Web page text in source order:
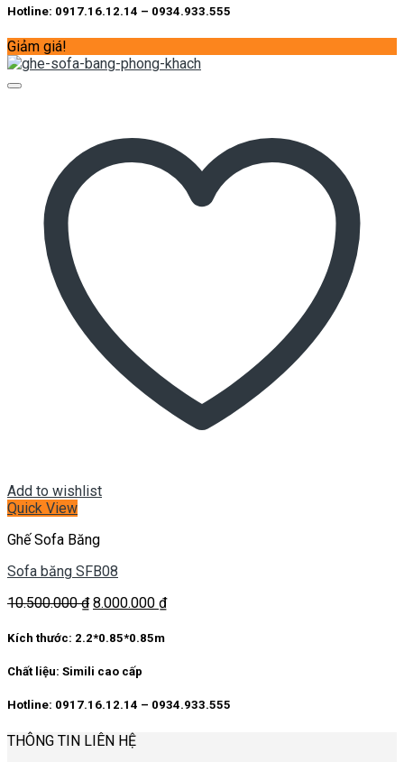
Hotline: 0917.16.12.14 – 0934.933.555
Giảm giá!
Add to wishlist
Quick View
Ghế Sofa Băng
Sofa băng SFB08
10.500.000₫ Giá
là:
8.000.000 ₫Giá
Kích thước: 2.2*0.85*0.85m
Chất liệu: Simili cao cấp
Hotline: 0917.16.12.14 – 0934.933.555
THÔNG TIN LIÊN HỆ